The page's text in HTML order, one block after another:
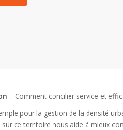
– Comment concilier service et
pour la gestion de la densité
sur ce territoire nous aide à mieux